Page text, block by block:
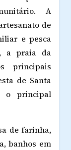
A
de
e pesca
a praia da
principais
de Santa
o principal
de farinha,
banhos em